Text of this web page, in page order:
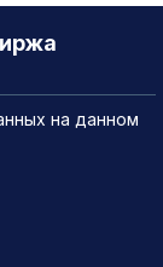
на данном